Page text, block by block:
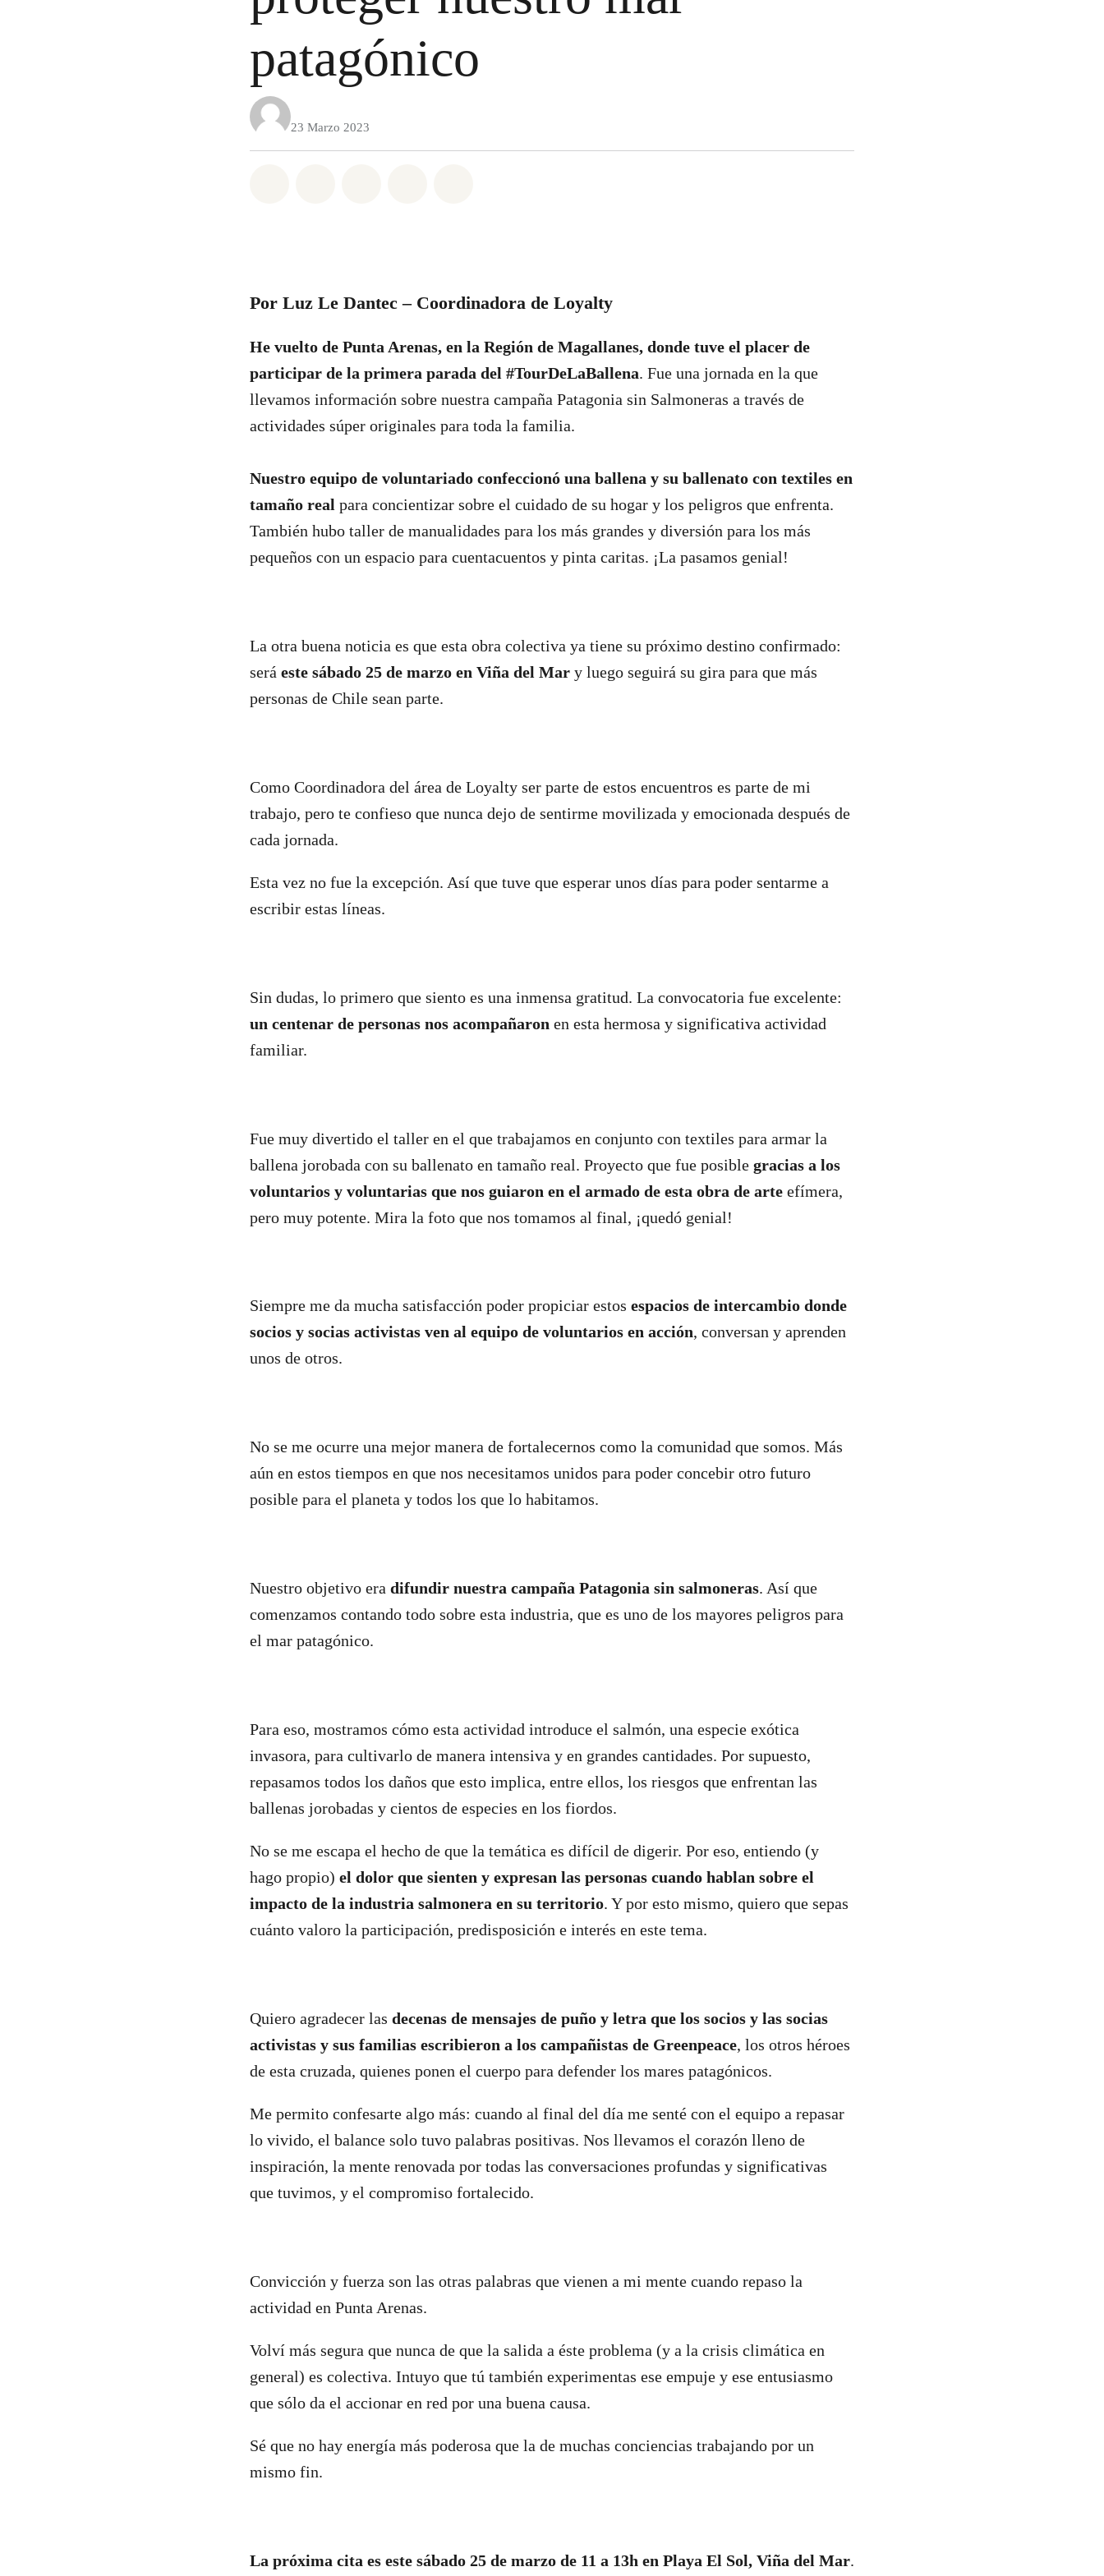
patagónico
23 Marzo 2023
Por Luz Le Dantec – Coordinadora de Loyalty
He vuelto de Punta Arenas, en la Región de Magallanes, donde tuve el placer de
participar de la primera parada del #TourDeLaBallena. Fue una jornada en la que
llevamos información sobre nuestra campaña Patagonia sin Salmoneras a través de
actividades súper originales para toda la familia.
Nuestro equipo de voluntariado confeccionó una ballena y su ballenato con textiles en
tamaño real para concientizar sobre el cuidado de su hogar y los peligros que enfrenta.
También hubo taller de manualidades para los más grandes y diversión para los más
pequeños con un espacio para cuentacuentos y pinta caritas. ¡La pasamos genial!
La otra buena noticia es que esta obra colectiva ya tiene su próximo destino confirmado:
será este sábado 25 de marzo en Viña del Mar y luego seguirá su gira para que más
personas de Chile sean parte.
Como Coordinadora del área de Loyalty ser parte de estos encuentros es parte de mi
trabajo, pero te confieso que nunca dejo de sentirme movilizada y emocionada después de
cada jornada.
Esta vez no fue la excepción. Así que tuve que esperar unos días para poder sentarme a
escribir estas líneas.
Sin dudas, lo primero que siento es una inmensa gratitud. La convocatoria fue excelente:
un centenar de personas nos acompañaron en esta hermosa y significativa actividad
familiar.
Fue muy divertido el taller en el que trabajamos en conjunto con textiles para armar la
ballena jorobada con su ballenato en tamaño real. Proyecto que fue posible gracias a los
voluntarios y voluntarias que nos guiaron en el armado de esta obra de arte efímera,
pero muy potente. Mira la foto que nos tomamos al final, ¡quedó genial!
Siempre me da mucha satisfacción poder propiciar estos espacios de intercambio donde
socios y socias activistas ven al equipo de voluntarios en acción, conversan y aprenden
unos de otros.
No se me ocurre una mejor manera de fortalecernos como la comunidad que somos. Más
aún en estos tiempos en que nos necesitamos unidos para poder concebir otro futuro
posible para el planeta y todos los que lo habitamos.
Nuestro objetivo era difundir nuestra campaña Patagonia sin salmoneras. Así que
comenzamos contando todo sobre esta industria, que es uno de los mayores peligros para
el mar patagónico.
Para eso, mostramos cómo esta actividad introduce el salmón, una especie exótica
invasora, para cultivarlo de manera intensiva y en grandes cantidades. Por supuesto,
repasamos todos los daños que esto implica, entre ellos, los riesgos que enfrentan las
ballenas jorobadas y cientos de especies en los fiordos.
No se me escapa el hecho de que la temática es difícil de digerir. Por eso, entiendo (y
hago propio) el dolor que sienten y expresan las personas cuando hablan sobre el
impacto de la industria salmonera en su territorio. Y por esto mismo, quiero que sepas
cuánto valoro la participación, predisposición e interés en este tema.
Quiero agradecer las decenas de mensajes de puño y letra que los socios y las socias
activistas y sus familias escribieron a los campañistas de Greenpeace, los otros héroes
de esta cruzada, quienes ponen el cuerpo para defender los mares patagónicos.
Me permito confesarte algo más: cuando al final del día me senté con el equipo a repasar
lo vivido, el balance solo tuvo palabras positivas. Nos llevamos el corazón lleno de
inspiración, la mente renovada por todas las conversaciones profundas y significativas
que tuvimos, y el compromiso fortalecido.
Convicción y fuerza son las otras palabras que vienen a mi mente cuando repaso la
actividad en Punta Arenas.
Volví más segura que nunca de que la salida a éste problema (y a la crisis climática en
general) es colectiva. Intuyo que tú también experimentas ese empuje y ese entusiasmo
que sólo da el accionar en red por una buena causa.
Sé que no hay energía más poderosa que la de muchas conciencias trabajando por un
mismo fin.
La próxima cita es este sábado 25 de marzo de 11 a 13h en Playa El Sol, Viña del Mar.